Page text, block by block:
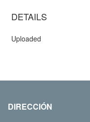
DETAILS
Uploaded
DIRECCIÓN